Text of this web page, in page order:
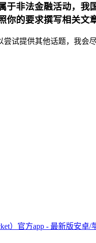
于非法金融活动，
你的要求撰写相关文
试提供其他话题，我
）官方app - 最新版安卓/